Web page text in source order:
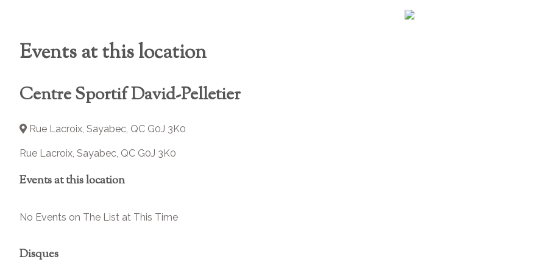
Events at this location
Centre Sportif David-Pelletier
Rue Lacroix, Sayabec, QC G0J 3K0
Rue Lacroix, Sayabec, QC G0J 3K0
Events at this location
No Events on The List at This Time
Disques